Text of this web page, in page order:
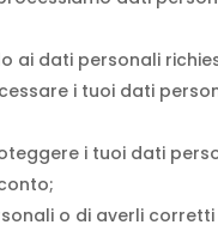
ai dati personali
i tuoi dati
i tuoi dati
o di averli